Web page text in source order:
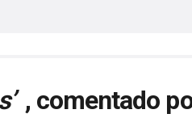
, comentado